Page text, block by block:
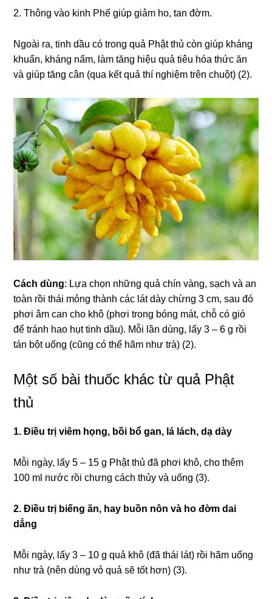
2. Thông vào kinh Phế giúp giảm ho, tan đờm.
Ngoài ra, tinh dầu có trong quả Phật thủ còn giúp kháng
khuẩn, kháng nấm, làm tăng hiệu quả tiêu hóa thức ăn
và giúp tăng cân (qua kết quả thí nghiệm trên chuột) (2).
Cách dùng: Lựa chọn những quả chín vàng, sạch và an
toàn rồi thái mỏng thành các lát dày chừng 3 cm, sau đó
phơi âm can cho khô (phơi trong bóng mát, chỗ có gió
để tránh hao hụt tinh dầu). Mỗi lần dùng, lấy 3 – 6 g rồi
tán bột uống (cũng có thể hãm như trà) (2).
Một số bài thuốc khác từ quả Phật
thủ
1. Điều trị viêm họng, bồi bổ gan, lá lách, dạ dày
Mỗi ngày, lấy 5 – 15 g Phật thủ đã phơi khô, cho thêm
100 ml nước rồi chưng cách thủy và uống (3).
2. Điều trị biếng ăn, hay buồn nôn và ho đờm dai
dẳng
Mỗi ngày, lấy 3 – 10 g quả khô (đã thái lát) rồi hãm uống
như trà (nên dùng vỏ quả sẽ tốt hơn) (3).